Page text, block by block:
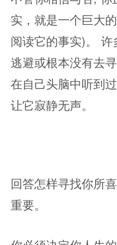
实，就是一个巨大
阅读它的事实)。
逃避或根本没有去
在自己头脑中听到
让它寂静无声。
回答怎样寻找你所
重要。